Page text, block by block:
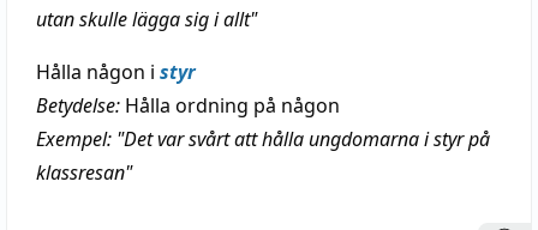
utan skulle lägga sig i allt"
Hålla någon i styr
Betydelse: Hålla ordning på någon
Exempel: "Det var svårt att hålla ungdomarna i styr på
klassresan"